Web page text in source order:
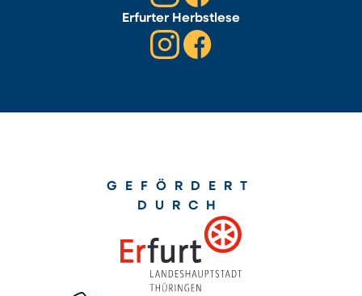
Erfurter Herbstlese
GEFÖRDERT
DURCH